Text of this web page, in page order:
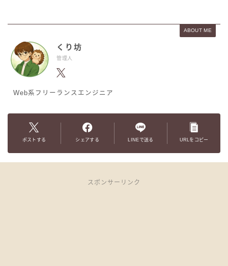
ABOUT ME
くり坊
管理人
Web系フリーランスエンジニア
ポストする シェアする LINEで送る URLをコピー
スポンサーリンク